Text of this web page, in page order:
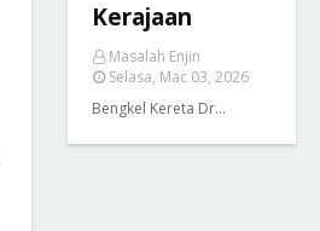
Kerajaan
Masalah Enjin
Selasa, Mac 03, 2026
Bengkel Kereta Dr…